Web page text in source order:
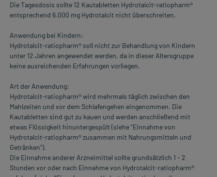
Die Tagesdosis sollte 12 Kautabletten Hydrotalcit-ratiopharm®
entsprechend 6.000 mg Hydrotalcit nicht überschreiten.
Anwendung bei Kindern:
Hydrotalcit-ratiopharm® soll nicht zur Behandlung von Kindern
unter 12 Jahren angewendet werden, da in dieser Altersgruppe
keine ausreichenden Erfahrungen vorliegen.
Art der Anwendung:
Hydrotalcit-ratiopharm® wird mehrmals täglich zwischen den
Mahlzeiten und vor dem Schlafengehen eingenommen. Die
Kautabletten sind gut zu kauen und werden anschließend mit
etwas Flüssigkeit hinuntergespült (siehe "Einnahme von
Hydrotalcit-ratiopharm® zusammen mit Nahrungsmitteln und
Getränken").
Die Einnahme anderer Arzneimittel sollte grundsätzlich 1 - 2
Stunden vor oder nach Einnahme von Hydrotalcit-ratiopharm®